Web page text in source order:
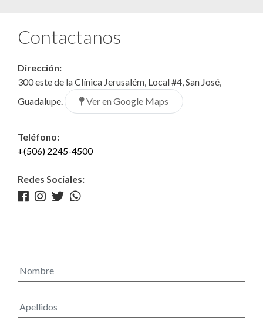
Contactanos
Dirección:
300 este de la Clínica Jerusalém, Local #4, San José,
Guadalupe.
Ver en Google Maps
Teléfono:
+(506) 2245-4500
Redes Sociales: